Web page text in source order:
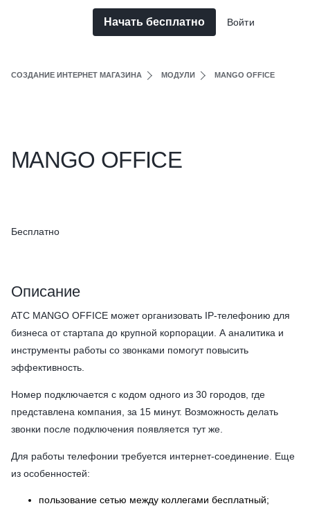
Начать бесплатно Войти
СОЗДАНИЕ ИНТЕРНЕТ МАГАЗИНА МОДУЛИ MANGO OFFICE
MANGO OFFICE
Бесплатно
Описание
АТС MANGO OFFICE может организовать IP-телефонию для
бизнеса от стартапа до крупной корпорации. А аналитика и
инструменты работы со звонками помогут повысить
эффективность.
Номер подключается с кодом одного из 30 городов, где
представлена компания, за 15 минут. Возможность делать
звонки после подключения появляется тут же.
Для работы телефонии требуется интернет-соединение. Еще
из особенностей:
пользование сетью между коллегами бесплатный;